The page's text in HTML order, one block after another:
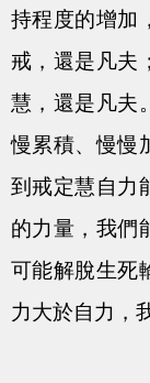
持程度的增加
戒，還是凡夫
慧，還是凡夫
慢累積、慢慢
到戒定慧自力
的力量，我們
可能解脫生死
力大於自力，